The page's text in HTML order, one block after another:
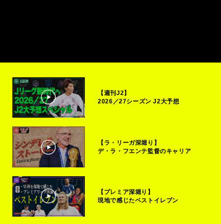
【週刊J2】
2026／27シーズン J2大予想
【ラ・リーガ深堀り】
デ・ラ・フエンテ監督のキャリア
【プレミア深堀り】
現地で感じたベストイレブン